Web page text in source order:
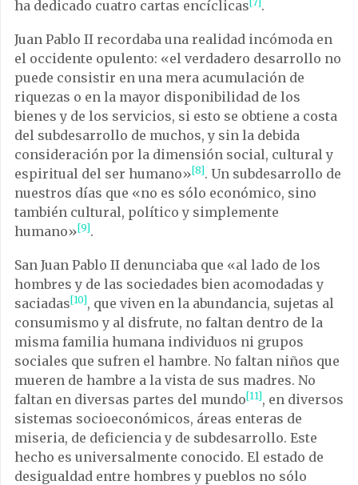
ha dedicado cuatro cartas encíclicas .
Juan Pablo II recordaba una realidad incómoda en
el occidente opulento: «el verdadero desarrollo no
puede consistir en una mera acumulación de
riquezas o en la mayor disponibilidad de los
bienes y de los servicios, si esto se obtiene a costa
del subdesarrollo de muchos, y sin la debida
consideración por la dimensión social, cultural y
espiritual del ser humano»[8]. Un subdesarrollo de
nuestros días que «no es sólo económico, sino
también cultural, político y simplemente
humano»[9].
San Juan Pablo II denunciaba que «al lado de los
hombres y de las sociedades bien acomodadas y
saciadas[10], que viven en la abundancia, sujetas al
consumismo y al disfrute, no faltan dentro de la
misma familia humana individuos ni grupos
sociales que sufren el hambre. No faltan niños que
mueren de hambre a la vista de sus madres. No
faltan en diversas partes del mundo[11], en diversos
sistemas socioeconómicos, áreas enteras de
miseria, de deficiencia y de subdesarrollo. Este
hecho es universalmente conocido. El estado de
desigualdad entre hombres y pueblos no sólo